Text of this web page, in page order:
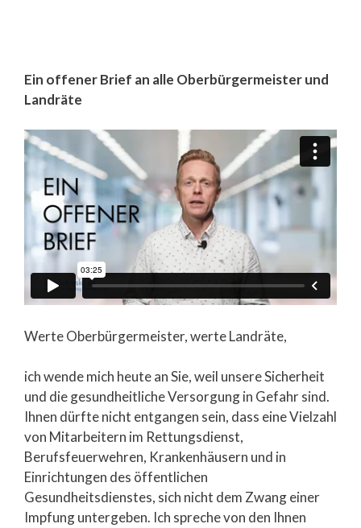
Ein offener Brief an alle Oberbürgermeister und
Landräte
Werte Oberbürgermeister, werte Landräte,
ich wende mich heute an Sie, weil unsere Sicherheit
und die gesundheitliche Versorgung in Gefahr sind.
Ihnen dürfte nicht entgangen sein, dass eine Vielzahl
von Mitarbeitern im Rettungsdienst,
Berufsfeuerwehren, Krankenhäusern und in
Einrichtungen des öffentlichen
Gesundheitsdienstes, sich nicht dem Zwang einer
Impfung untergeben. Ich spreche von den Ihnen